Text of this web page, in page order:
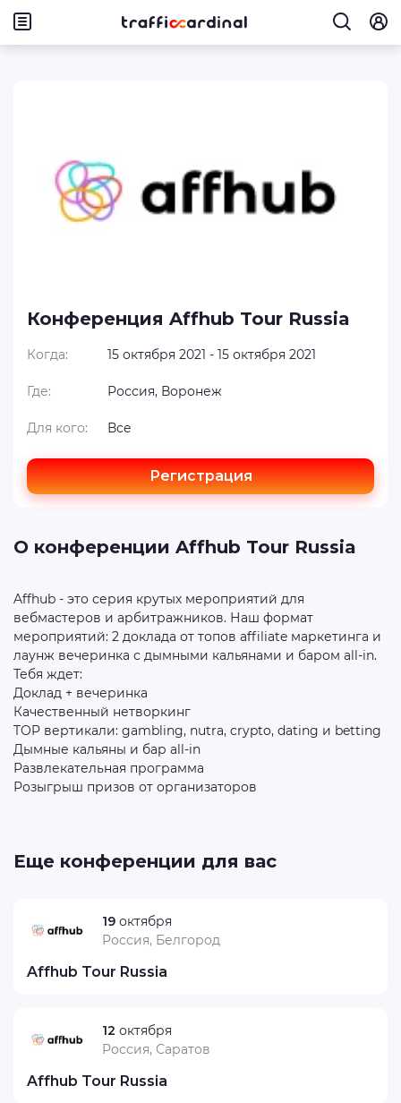
Конференция Affhub Tour Russia
Когда: 15 октября 2021 - 15 октября 2021
Где: Россия, Воронеж
Для кого: Все
Регистрация
О конференции Affhub Tour Russia
Affhub - это серия крутых мероприятий для
вебмастеров и арбитражников. Наш формат
мероприятий: 2 доклада от топов affiliate маркетинга и
лаунж вечеринка с дымными кальянами и баром all-in.
Тебя ждет:
Доклад + вечеринка
Качественный нетворкинг
TOP вертикали: gambling, nutra, crypto, dating и betting
Дымные кальяны и бар all-in
Развлекательная программа
Еще конференции для вас
19 октября
Affhub Tour Russia
Россия, Белгород
12 октября
Affhub Tour Russia
Россия, Саратов